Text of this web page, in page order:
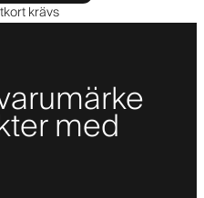
krävs
med